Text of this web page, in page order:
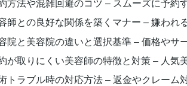
方法や混雑回避のコツ – スムーズに予約
師との良好な関係を築くマナー – 嫌われ
院と美容院の違いと選択基準 – 価格やサ
が取りにくい美容師の特徴と対策 – 人気
トラブル時の対応方法 – 返金やクレーム